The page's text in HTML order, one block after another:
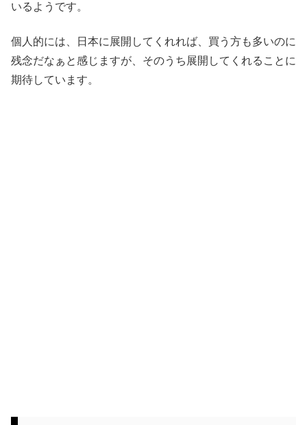
いるようです。
個人的には、日本に展開してくれれば、買う方も多いのに
残念だなぁと感じますが、そのうち展開してくれることに
期待しています。